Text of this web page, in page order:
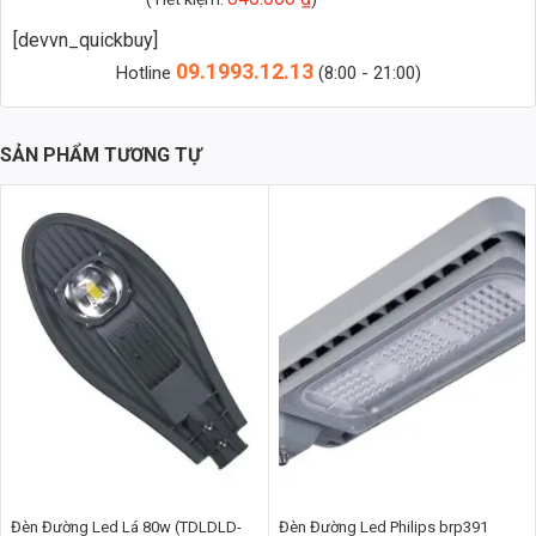
Thông Số Kỹ Thuật Chi Tiết
Đèn đường lá 250W TDL-DDL250 được trang bị những thông số kỹ
thuật vượt trội, đảm bảo hiệu suất và độ bền tối ưu:
Công suất: 250W
Điện áp: 85÷265V/50÷60Hz
Quang thông: 30000lm
Nhiệt độ màu: 6500K/4000K/3000K (Ánh sáng trắng/Trung
Chỉ số hoàn màu (CRI): 80
[devvn_quickbuy]
Hotline 09.1993.12.13 (8:00 - 21:00)
SẢN PHẨM TƯƠNG TỰ
Đèn Đường Led Lá 80w (TDLDLD-
Đèn Đường Led Philips brp391